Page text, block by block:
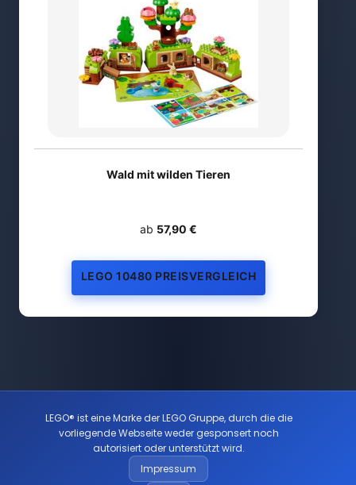
Wald mit wilden Tieren
ab 57,90 €
LEGO 10480 PREISVERGLEICH
LEGO® ist eine Marke der LEGO Gruppe, durch die die
vorliegende Webseite weder gesponsert noch
autorisiert oder unterstützt wird.
Impressum